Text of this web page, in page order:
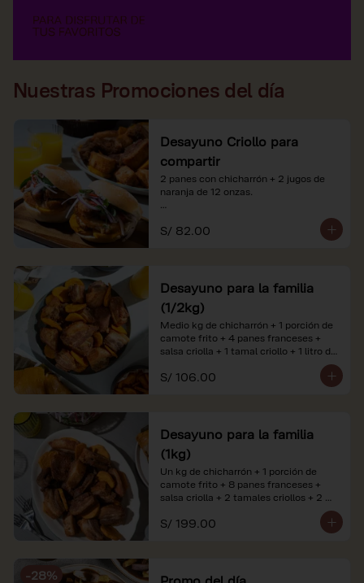
Nuestras Promociones del día
Desayuno Criollo para
compartir
2 panes con chicharrón + 2 jugos de
naranja de 12 onzas.
*Nuestros precios están expresados en
soles e incluyen impuestos de ley y
S/ 82.00
Desayuno para la familia
(1/2kg)
Medio kg de chicharrón + 1 porción de
camote frito + 4 panes franceses +
salsa criolla + 1 tamal criollo + 1 litro de
*Nuestros precios están expresados en
referenciales.
S/ 106.00
Desayuno para la familia
(1kg)
Un kg de chicharrón + 1 porción de
camote frito + 8 panes franceses +
salsa criolla + 2 tamales criollos + 2
*Nuestros precios están expresados en
referenciales.
S/ 199.00
-28%